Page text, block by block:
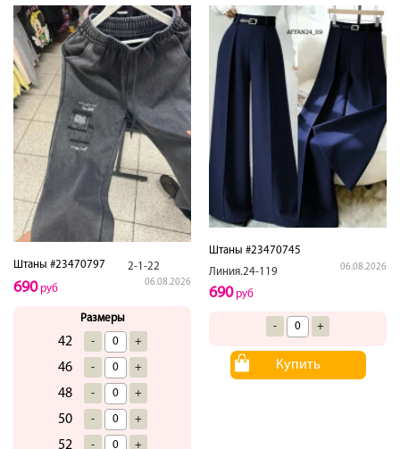
Штаны #23470797 2-1-22
06.08.2026
690руб
Размеры
42 - +
46 - +
48 - +
50 - +
52 - +
Штаны #23470745
Линия.24-119
06.08.2026
690руб
- +
Купить